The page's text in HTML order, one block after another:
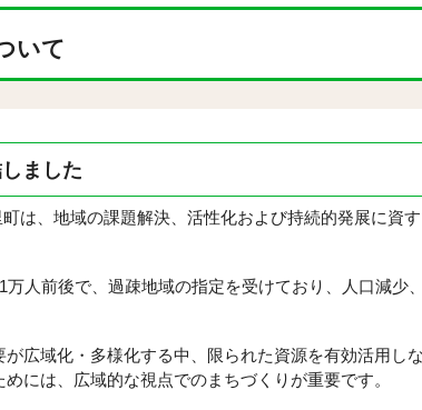
いて
ました
は、地域の課題解決、活性化および持続的発展に資す
人前後で、過疎地域の指定を受けており、人口減少
広域化・多様化する中、限られた資源を有効活用し
には、広域的な視点でのまちづくりが重要です。